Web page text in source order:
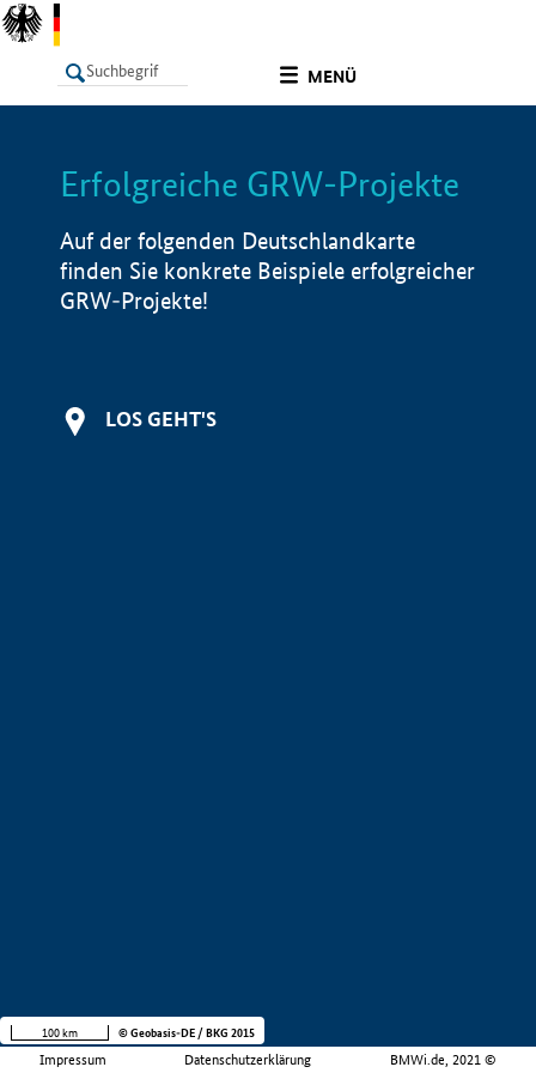
MENÜ
LISTE Info
Erfolgreiche GRW-Projekte
Auf der folgenden Deutschlandkarte
finden Sie konkrete Beispiele erfolgreicher
GRW-Projekte!
LOS GEHT'S
Impressum Datenschutzerklärung BMWi.de, 2021 ©
100 km © Geobasis-DE / BKG 2015